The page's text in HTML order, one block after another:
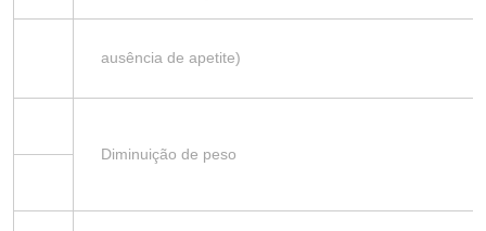
ausência de apetite)
Diminuição de peso